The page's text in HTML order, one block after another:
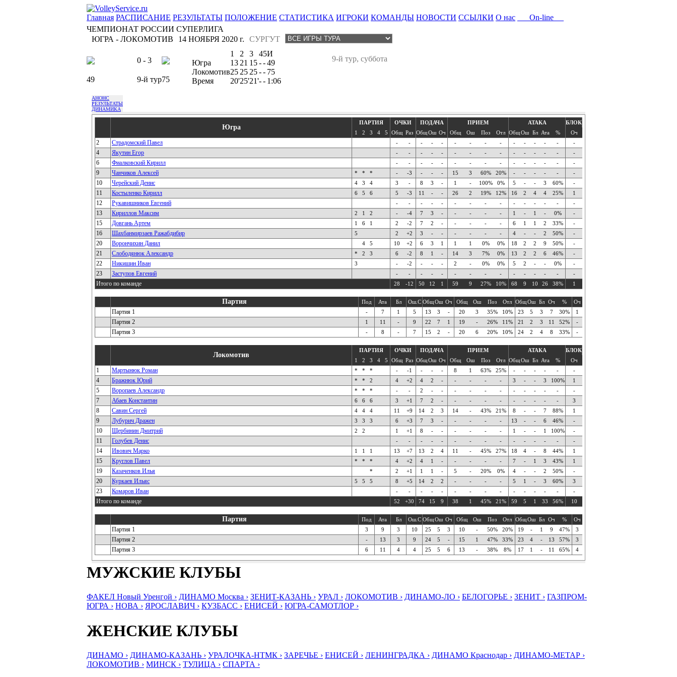
Главная РАСПИСАНИЕ РЕЗУЛЬТАТЫ ПОЛОЖЕНИЕ СТАТИСТИКА ИГРОКИ КОМАНДЫ НОВОСТИ ССЫЛКИ О нас
On-line
ЧЕМПИОНАТ РОССИИ СУПЕРЛИГА
ЮГРА - ЛОКОМОТИВ
СУРГУТ
14 НОЯБРЯ 2020 г.
0 - 3
49 9-й тур75
9-й тур, суббота
1 2 3 45И
Югра
13 21 15--49
Локомотив25 25 25-- 75
Время
20'25'21'-- 1:06
АНОНС
РЕЗУЛЬТАТЫ
ДИНАМИКА
Югра
ПАРТИЯ ОЧКИ ПОДАЧА ПРИЕМ АТАКА
БЛОК
1
2 3 4 5 Общ Раз ОбщОш Оч Общ Ош Поз Отл ОбщОш Бл Ата % Оч
2 Страдомский Павел - - - - - - - - - - - - - - -
4 Якутин Егор - - - - - - - - - - - - - - -
6 Фиалковский Кирилл - - - - - - - - - - - - - - -
9 Чанчиков Алексей * * * - -3 - - - 15 3 60% 20% - - - - - -
10 Черейский Денис 4 3 4 3 - 8 3 - 1 - 100% 0% 5 - - 3 60% -
11 Костыленко Кирилл 6 5 6 5 -3 11 - - 26 2 19% 12% 16 2 4 4 25% 1
12 Рукавишников Евгений - - - - - - - - - - - - - - -
13 Кириллов Максим 2 1 2 - -4 7 3 - - - - - 1 - 1 - 0% -
15 Довгань Артем 1 6 1 2 -2 7 2 - - - - - 6 1 1 2 33% -
16 Шахбанмирзаев Ражабдибир 5 2 +2 3 - - - - - - 4 - - 2 50% -
20 Ворончихин Данил 4 5 10 +2 6 3 1 1 1 0% 0% 18 2 2 9 50% -
21 Слободянюк Александр * 2 3 6 -2 8 1 - 14 3 7% 0% 13 2 2 6 46% -
22 Никишин Иван 3 - -2 - - - 2 - 0% 0% 5 2 - - 0% -
23 Заступов Евгений - - - - - - - - - - - - - - -
Итого по команде 28 -12 50 12 1 59 9 27% 10% 68 9 10 26 38% 1
Партия Под Ата Бл Ош.С ОбщОш Оч Общ Ош Поз Отл ОбщОш Бл Оч % Оч
Партия 1 - 7 1 5 13 3 - 20 3 35% 10% 23 5 3 7 30% 1
Партия 2 1 11 - 9 22 7 1 19 - 26% 11% 21 2 3 11 52% -
Партия 3 - 8 - 7 15 2 - 20 6 20% 10% 24 2 4 8 33% -
Локомотив
ПАРТИЯ ОЧКИ ПОДАЧА ПРИЕМ АТАКА
БЛОК
1
2 3 4 5 Общ Раз ОбщОш Оч Общ Ош Поз Отл ОбщОш Бл Ата % Оч
1 Мартынюк Роман * * * - -1 - - - 8 1 63% 25% - - - - - -
4 Бражнюк Юрий * * 2 4 +2 4 2 - - - - - 3 - - 3 100% 1
5 Воропаев Александр * * * - - 2 - - - - - - - - - - - -
7 Абаев Константин 6 6 6 3 +1 7 2 - - - - - - - - - - 3
8 Савин Сергей 4 4 4 11 +9 14 2 3 14 - 43% 21% 8 - - 7 88% 1
9 Лубурич Дражен 3 3 3 6 +3 7 3 - - - - - 13 - - 6 46% -
10 Щербинин Дмитрий 2 2 1 +1 8 - - - - - - 1 - - 1 100% -
11 Голубев Денис - - - - - - - - - - - - - - -
14 Ивович Марко 1 1 1 13 +7 13 2 4 11 - 45% 27% 18 4 - 8 44% 1
15 Круглов Павел * * * 4 +2 4 1 - - - - - 7 - 1 3 43% 1
19 Казаченков Илья * 2 +1 1 1 - 5 - 20% 0% 4 - - 2 50% -
20 Куркаев Ильяс 5 5 5 8 +5 14 2 2 - - - - 5 1 - 3 60% 3
23 Комаров Иван - - - - - - - - - - - - - - -
Итого по команде 52 +30 74 15 9 38 1 45% 21% 59 5 1 33 56% 10
Партия Под Ата Бл Ош.С ОбщОш Оч Общ Ош Поз Отл ОбщОш Бл Оч % Оч
Партия 1 3 9 3 10 25 5 3 10 - 50% 20% 19 - 1 9 47% 3
Партия 2 - 13 3 9 24 5 - 15 1 47% 33% 23 4 - 13 57% 3
Партия 3 6 11 4 4 25 5 6 13 - 38% 8% 17 1 - 11 65% 4
МУЖСКИЕ КЛУБЫ
ФАКЕЛ Новый Уренгой › ДИНАМО Москва › ЗЕНИТ-КАЗАНЬ › УРАЛ › ЛОКОМОТИВ › ДИНАМО-ЛО › БЕЛОГОРЬЕ › ЗЕНИТ › ГАЗПРОМ-
ЮГРА › НОВА › ЯРОСЛАВИЧ › КУЗБАСС › ЕНИСЕЙ › ЮГРА-САМОТЛОР ›
ЖЕНСКИЕ КЛУБЫ
ДИНАМО › ДИНАМО-КАЗАНЬ › УРАЛОЧКА-НТМК › ЗАРЕЧЬЕ › ЕНИСЕЙ › ЛЕНИНГРАДКА › ДИНАМО Краснодар › ДИНАМО-МЕТАР ›
ЛОКОМОТИВ › МИНСК › ТУЛИЦА › СПАРТА ›